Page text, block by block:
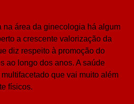
na área da ginecologia há algum
a crescente valorização da
diz respeito à promoção do
ao longo dos anos. A saúde
que vai muito além
físicos.